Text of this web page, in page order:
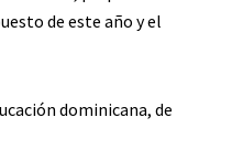
de este año y el
dominicana, de